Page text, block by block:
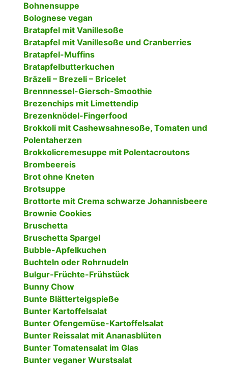
Bohnensuppe
Bolognese vegan
Bratapfel mit Vanillesoße
Bratapfel mit Vanillesoße und Cranberries
Bratapfel-Muffins
Bratapfelbutterkuchen
Bräzeli – Brezeli – Bricelet
Brennnessel-Giersch-Smoothie
Brezenchips mit Limettendip
Brezenknödel-Fingerfood
Brokkoli mit Cashewsahnesoße, Tomaten und
Polentaherzen
Brokkolicremesuppe mit Polentacroutons
Brombeereis
Brot ohne Kneten
Brotsuppe
Brottorte mit Crema schwarze Johannisbeere
Brownie Cookies
Bruschetta
Bruschetta Spargel
Bubble-Apfelkuchen
Buchteln oder Rohrnudeln
Bulgur-Früchte-Frühstück
Bunny Chow
Bunte Blätterteigspieße
Bunter Kartoffelsalat
Bunter Ofengemüse-Kartoffelsalat
Bunter Reissalat mit Ananasblüten
Bunter Tomatensalat im Glas
Bunter veganer Wurstsalat